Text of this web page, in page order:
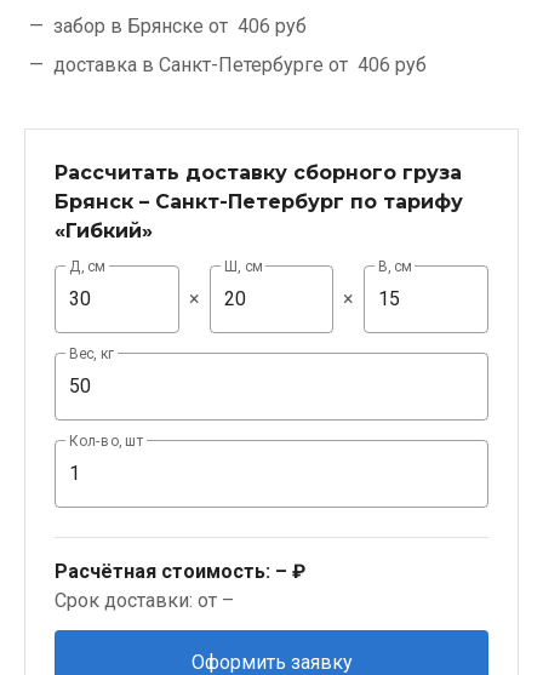
забор в Брянске от 406 руб
доставка в Санкт-Петербурге от 406 руб
Рассчитать доставку сборного груза
Брянск – Санкт-Петербург по тарифу
«Гибкий»
Д, см
×
Ш, см
×
В, см
Вес, кг
Кол-во, шт
Расчётная стоимость: – ₽
Срок доставки: от –
Оформить заявку